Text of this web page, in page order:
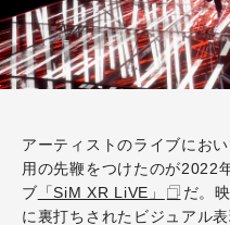
アーティストのライブにお
用の先鞭をつけたのが2022
ブ 「SiM XR LiVE」
だ。
に裏打ちされたビジュアル